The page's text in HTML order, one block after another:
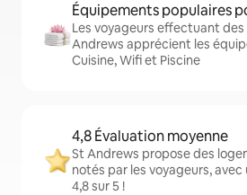
Équipements populaires
Les voyageurs effectuant
Andrews apprécient les
Cuisine, Wifi et Piscine
4,8 Évaluation moyenne
St Andrews propose des
notés par les voyageurs,
4,8 sur 5 !